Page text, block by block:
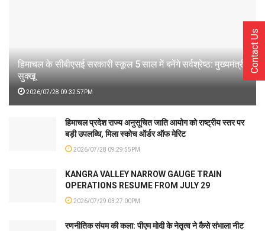
हिमाचल के सीबीएसई सरकारी स्कूल 5 साल में बनेंगे सर्वश्रेष्ठ: मुख्यमंत्री
सुक्खू
2026/07/28 09:32:57PM
हिमाचल प्रदेश राज्य अनुसूचित जाति आयोग को राष्ट्रीय स्तर पर
बड़ी उपलब्धि, मिला स्कोच ऑर्डर ऑफ मेरिट
2026/07/28 09:29:55PM
KANGRA VALLEY NARROW GAUGE TRAIN
OPERATIONS RESUME FROM JULY 29
2026/07/29 03:27:00PM
रणनीतिक संयम की कला: पीएम मोदी के नेतृत्व ने कैसे संभाला नीट
Contact Us